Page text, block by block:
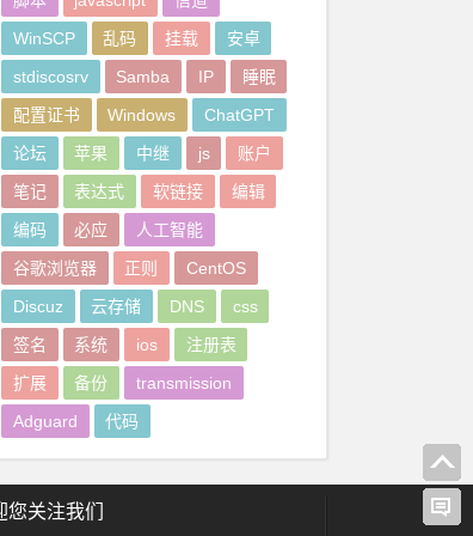
WinSCP
乱码 挂载
安卓
stdiscosrv
Samba IP
睡眠
配置证书
Windows
ChatGPT
论坛
苹果 中继 js
账户
笔记
表达式 软链接
编辑
编码
必应
人工智能
谷歌浏览器
正则
CentOS
Discuz
云存储 DNS
css
签名
系统 ios
注册表
扩展
备份
transmission
Adguard
代码
您关注我们